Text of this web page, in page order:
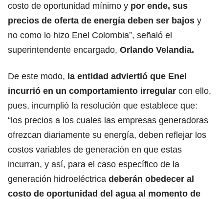
costo de oportunidad mínimo y por ende, sus
precios de oferta de energía deben ser bajos y
no como lo hizo Enel Colombia”, señaló el
superintendente encargado, Orlando Velandia.
De este modo, la entidad adviertió que Enel
incurrió en un comportamiento irregular con ello,
pues, incumplió la resolución que establece que:
“los precios a los cuales las empresas generadoras
ofrezcan diariamente su energía, deben reflejar los
costos variables de generación en que estas
incurran, y así, para el caso específico de la
generación hidroeléctrica deberán obedecer al
costo de oportunidad del agua al momento de